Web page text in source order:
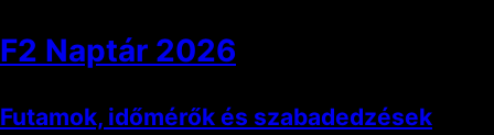
F2 Naptár 2026
Futamok, időmérők és szabadedzések